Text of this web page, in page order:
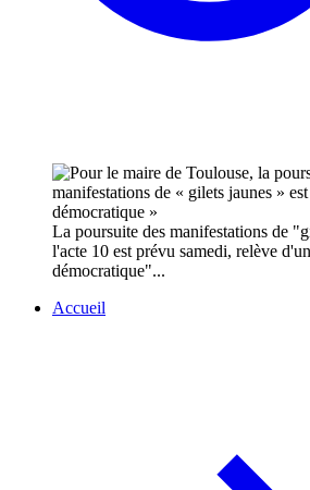
La poursuite des manifestations de
l'acte 10 est prévu samedi, relève
démocratique"...
Accueil